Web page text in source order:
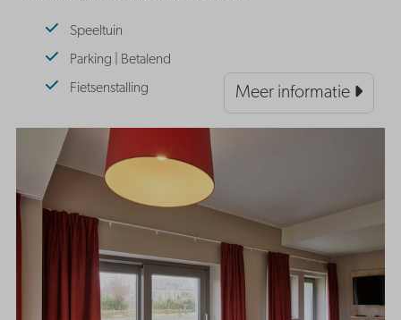
Speeltuin
Parking | Betalend
Fietsenstalling
Meer informatie